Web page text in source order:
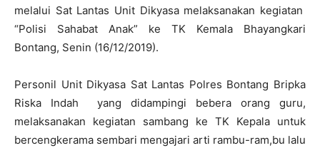
melalui Sat Lantas Unit Dikyasa melaksanakan kegiatan
“Polisi Sahabat Anak” ke TK Kemala Bhayangkari
Bontang, Senin (16/12/2019).
Personil Unit Dikyasa Sat Lantas Polres Bontang Bripka
Riska Indah yang didampingi bebera orang guru,
melaksanakan kegiatan sambang ke TK Kepala untuk
bercengkerama sembari mengajari arti rambu-ram,bu lalu